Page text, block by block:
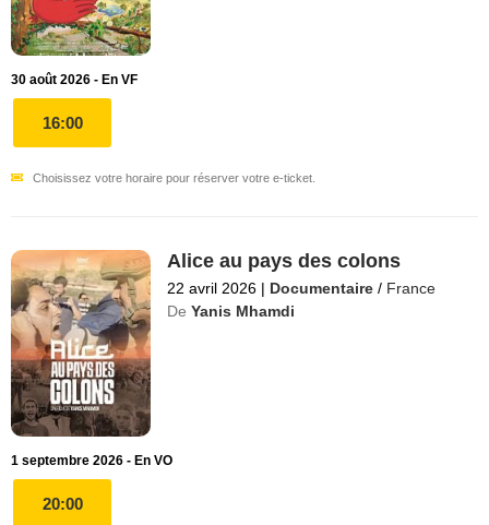
30 août 2026 - En VF
16:00
Choisissez votre horaire pour réserver votre e-ticket.
Alice au pays des colons
22 avril 2026 | Documentaire / France
De Yanis Mhamdi
1 septembre 2026 - En VO
20:00